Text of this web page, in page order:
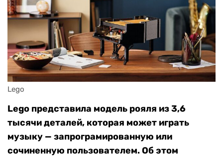
Lego
Lego представила модель рояля из 3,6
тысячи деталей, которая может играть
музыку — запрограмированную или
сочиненную пользователем. Об этом